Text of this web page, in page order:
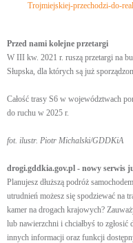
Trojmiejskiej-przechodzi-do-
Przed nami kolejne przetargi
W III kw. 2021 r. ruszą przetargi na
Słupska, dla których są już
Całość trasy S6 w województwach
do ruchu w 2025 r.
fot. ilustr. Piotr Michalski/GDDKiA
drogi.gddkia.gov.pl - nowy serwis
Planujesz dłuższą podróż
utrudnień możesz się spodziewać na
kamer na drogach krajowych?
lub nawierzchni i chciałbyś to
innych informacji oraz funkcji